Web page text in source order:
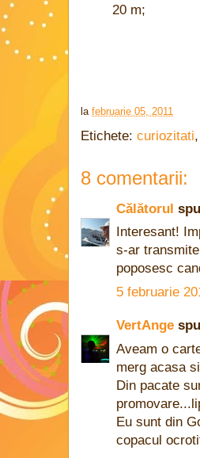
20 m;
la februarie 05, 2011
Etichete: curiozitati,
8 comentarii:
Călătorul
Interesant!
s-ar
poposesc
5 februarie
VertAnge
Aveam o
merg acasa
Din pacate
Eu sunt din
copacul